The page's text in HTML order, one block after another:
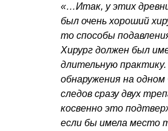
«…Итак, у этих
был очень хороший
то способы
Хирург должен был
длительную
обнаружения на одном
следов сразу двух
косвенно это
если бы имела место